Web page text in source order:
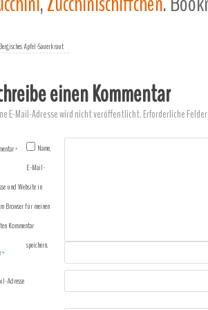
Apfel-Sauerkraut
einen Kommentar
E-Mail-Adresse wird nicht veröffentlicht.Erforderliche
*
*
Adresse
Name,
E-Mail-
und Website in
Browser für meinen
Kommentar
speichern.